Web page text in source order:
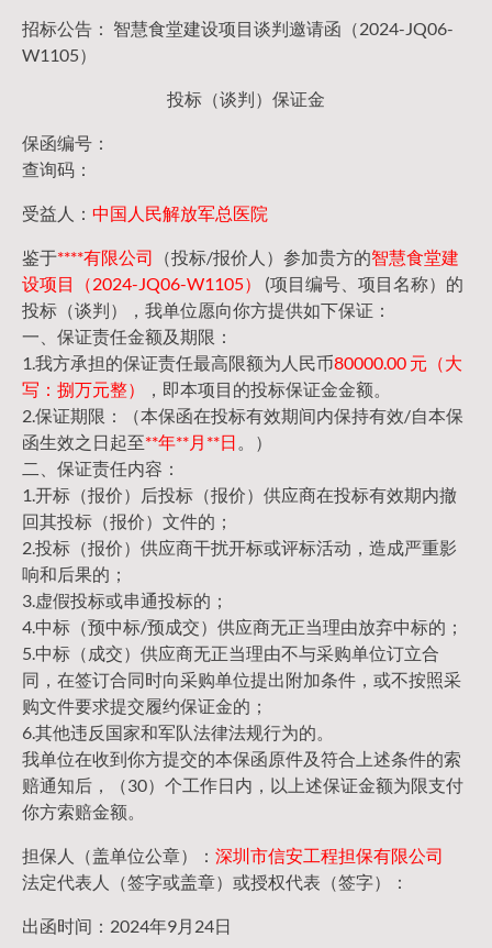
招标公告： 智慧食堂建设项目谈判邀请函（2024-JQ06-
W1105）
投标（谈判）保证金
保函编号：
查询码：
受益人： 中国人民解放军总医院
鉴于****有限公司 （投标/报价人）参加贵方的智慧食堂建
设项目（2024-JQ06-W1105）
(项目编号、项目名称）的
投标（谈判），我单位愿向你方提供如下保证：
一、保证责任金额及期限：
1.我方承担的保证责任最高限额为人民币80000.00 元（大
写：捌万元整）
，即本项目的投标保证金金额。
2.保证期限：（本保函在投标有效期间内保持有效/自本保
函生效之日起至**年**月**日 。）
二、保证责任内容：
1.开标（报价）后投标（报价）供应商在投标有效期内撤
回其投标（报价）文件的；
2.投标（报价）供应商干扰开标或评标活动，造成严重影
响和后果的；
3.虚假投标或串通投标的；
4.中标（预中标/预成交）供应商无正当理由放弃中标的；
5.中标（成交）供应商无正当理由不与采购单位订立合
同，在签订合同时向采购单位提出附加条件，或不按照采
购文件要求提交履约保证金的；
6.其他违反国家和军队法律法规行为的。
我单位在收到你方提交的本保函原件及符合上述条件的索
赔通知后，（30）个工作日内，以上述保证金额为限支付
你方索赔金额。
担保人（盖单位公章）： 深圳市信安工程担保有限公司
法定代表人（签字或盖章）或授权代表（签字）：
出函时间：2024年9月24日